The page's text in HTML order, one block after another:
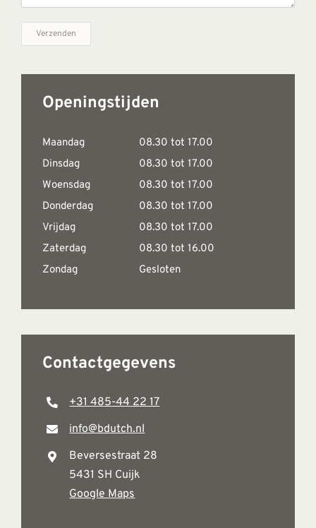
Openingstijden
Maandag
Dinsdag
Woensdag
Donderdag
Vrijdag
Zaterdag
Zondag
08.30 tot 17.00
08.30 tot 17.00
08.30 tot 17.00
08.30 tot 17.00
08.30 tot 17.00
08.30 tot 16.00
Gesloten
Contactgegevens
+31 485-44 22 17
info@bdutch.nl
Beversestraat 28
5431 SH Cuijk
Google Maps